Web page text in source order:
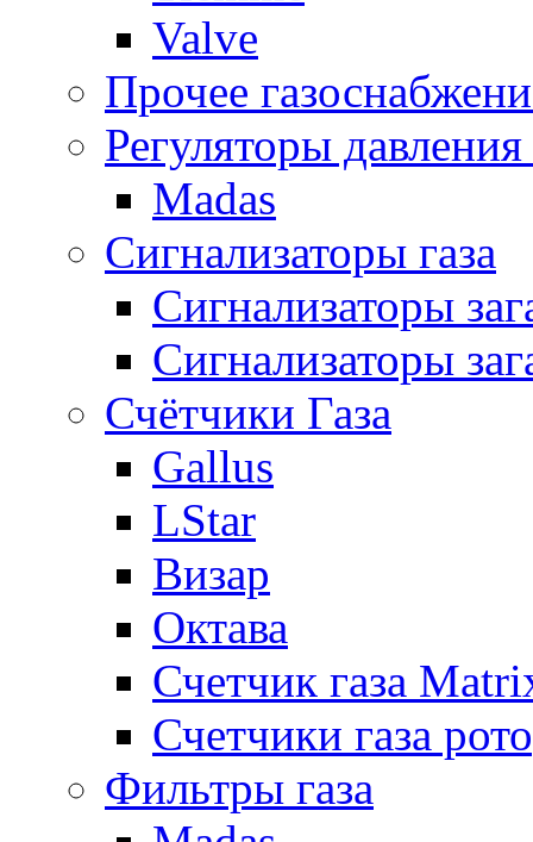
Valve
Прочее
Регуляторы давления
Madas
Сигнализаторы газа
Сигнализаторы
Сигнализаторы
Счётчики Газа
Gallus
LStar
Визар
Октава
Счетчик газа
Счетчики газа
Фильтры газа